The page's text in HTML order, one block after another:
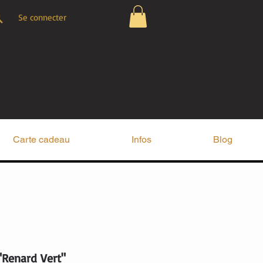
Vert"
Carte cadeau Infos Blog
Se connecter